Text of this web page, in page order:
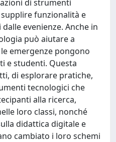
di strumenti
funzionalità e
evenienze. Anche in
può aiutare a
emergenze pongono
e studenti. Questa
di esplorare pratiche,
tecnologici che
alla ricerca,
loro classi, nonché
didattica digitale e
cambiato i loro schemi